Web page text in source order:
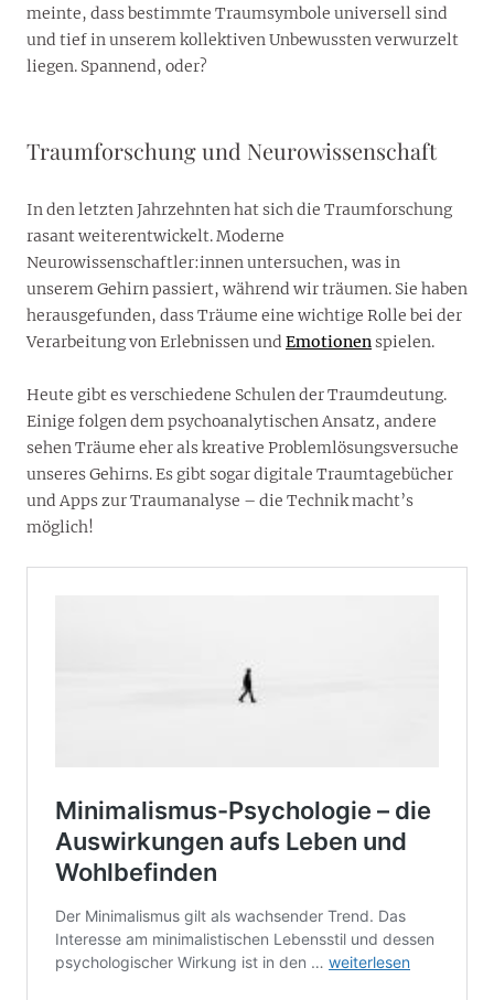
meinte, dass bestimmte Traumsymbole universell sind
und tief in unserem kollektiven Unbewussten verwurzelt
liegen. Spannend, oder?
Traumforschung und Neurowissenschaft
In den letzten Jahrzehnten hat sich die Traumforschung
rasant weiterentwickelt. Moderne
Neurowissenschaftler:innen untersuchen, was in
unserem Gehirn passiert, während wir träumen. Sie haben
herausgefunden, dass Träume eine wichtige Rolle bei der
Verarbeitung von Erlebnissen und Emotionenspielen.
Heute gibt es verschiedene Schulen der Traumdeutung.
Einige folgen dem psychoanalytischen Ansatz, andere
sehen Träume eher als kreative Problemlösungsversuche
unseres Gehirns. Es gibt sogar digitale Traumtagebücher
und Apps zur Traumanalyse – die Technik macht’s
möglich!